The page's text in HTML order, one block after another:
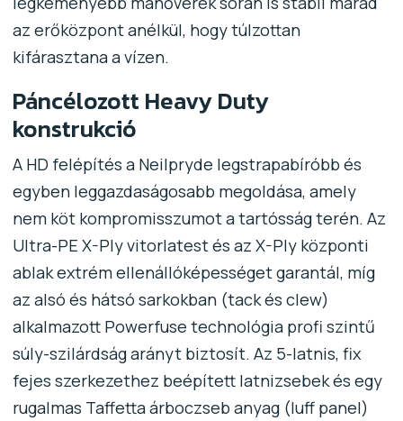
az erőközpont anélkül, hogy túlzottan
kifárasztana a vízen.
Páncélozott Heavy Duty
konstrukció
A HD felépítés a Neilpryde legstrapabíróbb és
egyben leggazdaságosabb megoldása, amely
nem köt kompromisszumot a tartósság terén. Az
Ultra-PE X-Ply vitorlatest és az X-Ply központi
ablak extrém ellenállóképességet garantál, míg
az alsó és hátsó sarkokban (tack és clew)
alkalmazott Powerfuse technológia profi szintű
súly-szilárdság arányt biztosít. Az 5-latnis, fix
fejes szerkezethez beépített latnizsebek és egy
rugalmas Taffetta árboczseb anyag (luff panel)